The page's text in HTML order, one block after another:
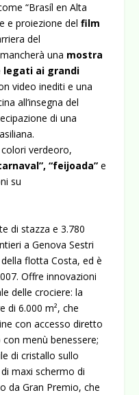
“Brasíl en Alta
e proiezione delfilm
del
una mostra
legati ai grandi
video inediti e una
all’insegna del
di una
verdeoro,
“feijoada” e
su
di stazza e 3.780
a Genova Sestri
flotta Costa, ed è
Offre innovazioni
delle crociere: la
di 6.000 m², che
con accesso diretto
menù benessere;
di cristallo sullo
maxi schermo di
da Gran Premio, che